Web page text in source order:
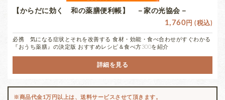
【からだに効く 和の薬膳便利帳】 －家の光協会－
1,760 円 (税込)
必携 気になる症状とそれを改善する 食材・効能・食べ合わせがすぐわかる
『おうち薬膳』の決定版 おすすめレシピ＆食べ方300を紹介
詳細を見る
※商品代金1万円以上は、送料サービスさせて頂きます。